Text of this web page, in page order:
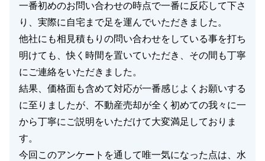
一番初めのお問い合わせの時点で一番に反応して下さ
り、実際に自宅まで足を運んでいただきました。
他社にも相見積もりの問い合わせをしている事を打ち
明けても、快く時間を置いていただき、その間も丁寧
にご連絡をいただきました。
結果、価格面も含めて対応が一番感じよくお願いする
に至りましたが、不動産売却が全く初めての我々に一
から丁寧にご説明をいただけて大変満足しておりま
す。
今回このアンケートを通して唯一気になった点は、水